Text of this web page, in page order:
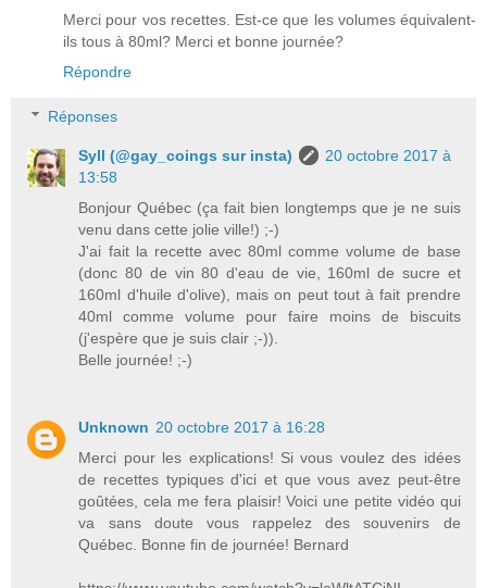
Merci pour vos recettes. Est-ce que les volumes équivalent-
ils tous à 80ml? Merci et bonne journée?
Répondre
Réponses
Syll (@gay_coings sur insta)
20 octobre 2017 à
13:58
Bonjour Québec (ça fait bien longtemps que je ne suis
venu dans cette jolie ville!) ;-)
J'ai fait la recette avec 80ml comme volume de base
(donc 80 de vin 80 d'eau de vie, 160ml de sucre et
160ml d'huile d'olive), mais on peut tout à fait prendre
40ml comme volume pour faire moins de biscuits
(j'espère que je suis clair ;-)).
Belle journée! ;-)
Unknown 20 octobre 2017 à 16:28
Merci pour les explications! Si vous voulez des idées
de recettes typiques d'ici et que vous avez peut-être
goûtées, cela me fera plaisir! Voici une petite vidéo qui
va sans doute vous rappelez des souvenirs de
Québec. Bonne fin de journée! Bernard